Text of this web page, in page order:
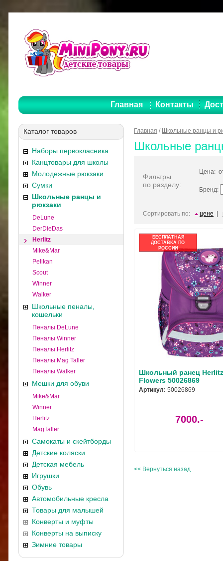
Главная Контакты
Каталог товаров
Наборы первокласника
Канцтовары для школы
Молодежные рюкзаки
Сумки
Школьные ранцы и
рюкзаки
DeLune
DerDieDas
Herlitz
Mike&Mar
Pelikan
Scout
Winner
Walker
Школьные пеналы,
кошельки
Пеналы DeLune
Пеналы Winner
Пеналы Herlitz
Пеналы Mag Taller
Пеналы Walker
Мешки для обуви
Mike&Mar
Winner
Herlitz
MagTaller
Самокаты и скейтборды
Детские коляски
Детская мебель
Игрушки
Обувь
Автомобильные кресла
Товары для малышей
Конверты и муфты
Конверты на выписку
Зимние товары
Главная / Школьные ранцы и
Школьные
Фильтры
по разделу:
Цена:
Бренд:
Сортировать по: цене
БЕСПЛАТНАЯ
ДОСТАВКА ПО
РОССИИ
Школьный ранец
Flowers 50026869
Артикул: 50026869
7000.-
<< Вернуться назад